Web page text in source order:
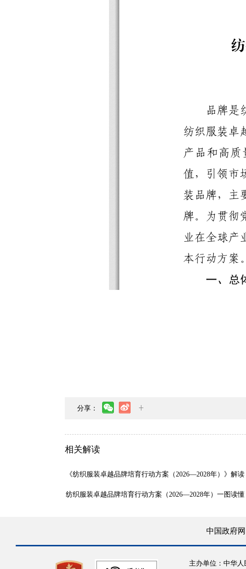
分享：
相关解读
《纺织服装卓越品牌培育行动方案（2026—2028年）》解读
纺织服装卓越品牌培育行动方案（2026—2028年）一图读懂
中国政府网
主办单位：中华